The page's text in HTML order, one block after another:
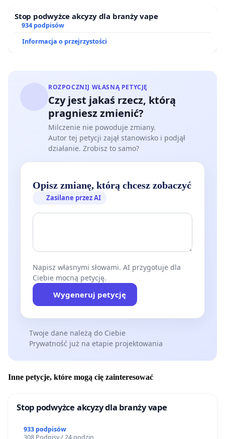
Stop podwyżce akcyzy dla branży vape
934 podpisów
Informacja o przejrzystości
ROZPOCZNIJ WŁASNĄ PETYCJĘ
Czy jest jakaś rzecz, którą
pragniesz zmienić?
Milczenie nie powoduje zmiany.
Autor tej petycji zajął stanowisko i podjął
działanie. Zrobisz to samo?
Opisz zmianę, którą chcesz zobaczyć
Zasilane przez AI
Napisz własnymi słowami. AI przygotuje dla
Ciebie mocną petycję.
Wygeneruj petycję
Twoje dane należą do Ciebie
Prywatność już na etapie projektowania
Inne petycje, które mogą cię zainteresować
Stop podwyżce akcyzy dla branży vape
933 podpisów
308 Podpisy / 24 godzin